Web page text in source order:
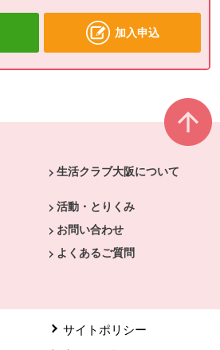
加入申込
生活クラブ大阪について
活動・とりくみ
お問い合わせ
よくあるご質問
サイトポリシー